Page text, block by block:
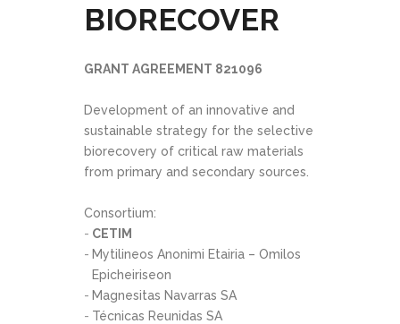
BIORECOVER
GRANT AGREEMENT 821096
Development of an innovative and
sustainable strategy for the selective
biorecovery of critical raw materials
from primary and secondary sources.
Consortium:
CETIM
Mytilineos Anonimi Etairia – Omilos
Epicheiriseon
Magnesitas Navarras SA
Técnicas Reunidas SA